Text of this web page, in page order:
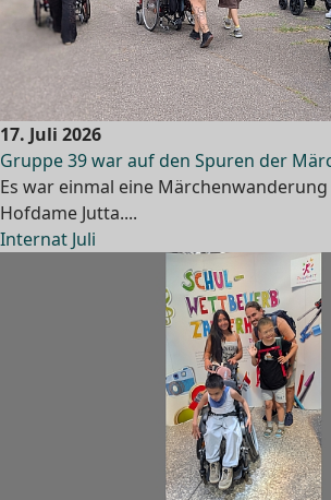
17. Juli 2026
Gruppe 39 war auf den Spuren der
Es war einmal eine
Hofdame Jutta....
Internat Juli